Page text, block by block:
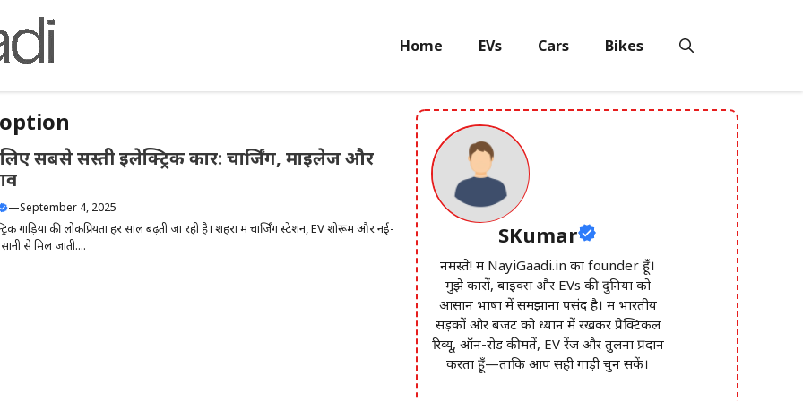
Home EVs Cars Bikes
सबसे सस्ती इलेक्ट्रिक कार: चार्जिंग, माइलेज और
—September 4, 2025
गाड़ियों की लोकप्रियता हर साल बढ़ती जा रही है। शहरों में चार्जिंग स्टेशन, EV शोरूम और नई-
से मिल जाती....
SKumar
नमस्ते! मैं NayiGaadi.in का founder हूँ।
मुझे कारों, बाइक्स और EVs की दुनिया को
आसान भाषा में समझाना पसंद है। मैं भारतीय
सड़कों और बजट को ध्यान में रखकर प्रैक्टिकल
रिव्यू, ऑन-रोड कीमतें, EV रेंज और तुलना प्रदान
करता हूँ—ताकि आप सही गाड़ी चुन सकें।